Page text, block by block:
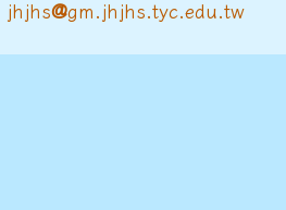
jhjhs@gm.jhjhs.tyc.edu.tw